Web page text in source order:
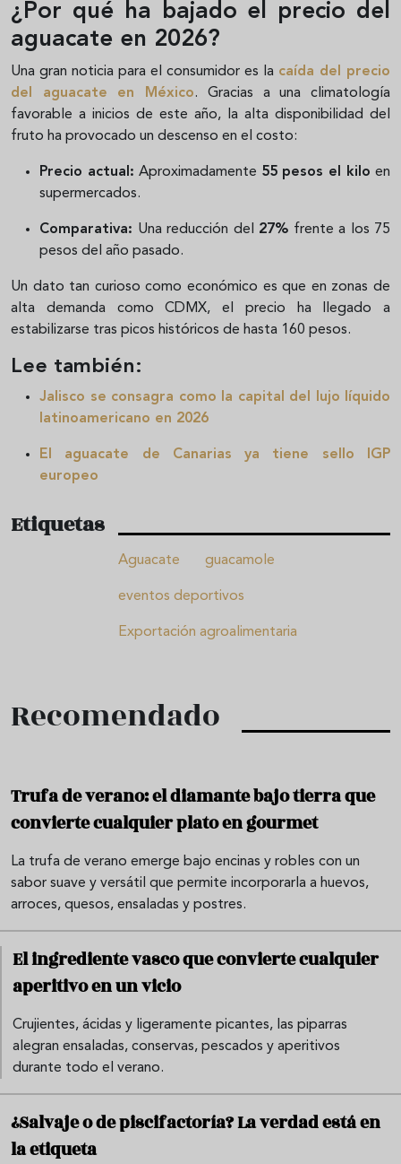
¿Por qué ha bajado el precio del
aguacate en 2026?
Una gran noticia para el consumidor es la caída del precio
del aguacate en México. Gracias a una climatología
favorable a inicios de este año, la alta disponibilidad del
fruto ha provocado un descenso en el costo:
Precio actual: Aproximadamente 55 pesos el kilo en
supermercados.
Comparativa: Una reducción del 27% frente a los 75
pesos del año pasado.
Un dato tan curioso como económico es que en zonas de
alta demanda como CDMX, el precio ha llegado a
estabilizarse tras picos históricos de hasta 160 pesos.
Lee también:
Jalisco se consagra como la capital del lujo líquido
latinoamericano en 2026
El aguacate de Canarias ya tiene sello IGP
europeo
Etiquetas
Aguacate guacamole
eventos deportivos
Exportación agroalimentaria
Recomendado
Trufa de verano: el diamante bajo tierra que
convierte cualquier plato en gourmet
La trufa de verano emerge bajo encinas y robles con un
sabor suave y versátil que permite incorporarla a huevos,
arroces, quesos, ensaladas y postres.
El ingrediente vasco que convierte cualquier
aperitivo en un vicio
Crujientes, ácidas y ligeramente picantes, las piparras
alegran ensaladas, conservas, pescados y aperitivos
durante todo el verano.
¿Salvaje o de piscifactoría? La verdad está en
la etiqueta